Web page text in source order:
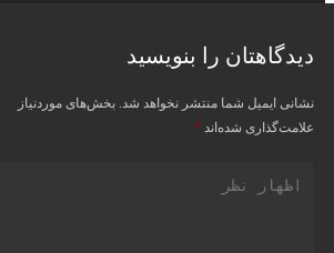
را بنویسید
ایمیل شما منتشر نخواهد شد. بخش‌های موردنیاز
شده‌اند*